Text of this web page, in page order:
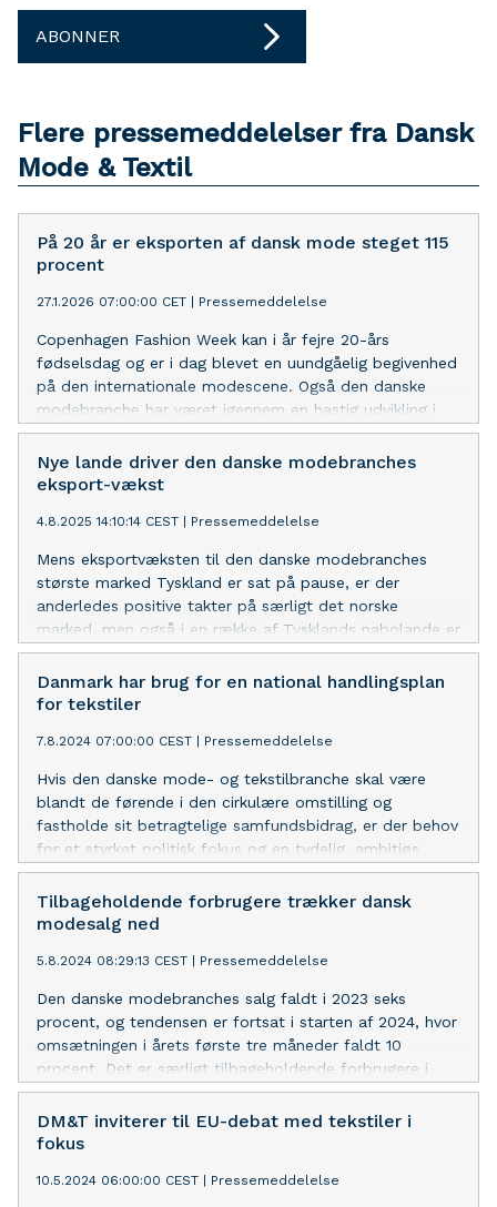
ABONNER
Flere pressemeddelelser fra Dansk
Mode & Textil
På 20 år er eksporten af dansk mode steget 115
procent
27.1.2026 07:00:00 CET Pressemeddelelse
Copenhagen Fashion Week kan i år fejre 20-års
fødselsdag og er i dag blevet en uundgåelig begivenhed
på den internationale modescene. Også den danske
modebranche har været igennem en hastig udvikling i
den periode, hvor eksporten er mere end fordoblet. Det
viser en ny analyse foretaget af de danske
modevirksomheders brancheorganisation Dansk Mode &
forskydningen mellem fysiske butikker og onlinehandel
Nye lande driver den danske modebranches
eksport-vækst
4.8.2025 14:10:14 CEST Pressemeddelelse
Mens eksportvæksten til den danske modebranches
største marked Tyskland er sat på pause, er der
anderledes positive takter på særligt det norske
marked, men også i en række af Tysklands nabolande er
der stigende appetit på dansk mode. Det viser en ny
analyse fra brancheorganisationen Dansk Mode & Textil
Danmark har brug for en national handlingsplan
for tekstiler
7.8.2024 07:00:00 CEST Pressemeddelelse
Hvis den danske mode- og tekstilbranche skal være
blandt de førende i den cirkulære omstilling og
fastholde sit betragtelige samfundsbidrag, er der behov
for et styrket politisk fokus og en tydelig, ambitiøs
vision for tekstilområdet. Derfor lancerer
brancheorganisationen Dansk Mode & Textil i dag sit
politiske udspil til en national handlingsplan for
der involverer bl.a. forbrugerne, branchens
Tilbageholdende forbrugere trækker dansk
modesalg ned
5.8.2024 08:29:13 CEST Pressemeddelelse
Den danske modebranches salg faldt i 2023 seks
procent, og tendensen er fortsat i starten af 2024, hvor
omsætningen i årets første tre måneder faldt 10
procent. Det er særligt tilbageholdende forbrugere i
både ind- og udland, der er årsag til tilbagegangen,
lyder det fra brancheforeningen DM&T, som op til
åbningen af Copenhagen Fashion Week har analyseret
DM&T inviterer til EU-debat med tekstiler i
fokus
10.5.2024 06:00:00 CEST Pressemeddelelse